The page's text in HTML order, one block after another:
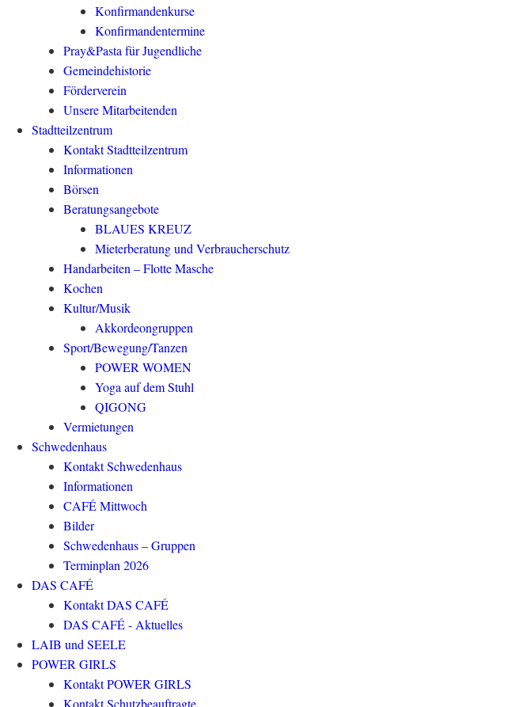
Konfirmandenkurse
Konfirmandentermine
Pray&Pasta für Jugendliche
Gemeindehistorie
Förderverein
Unsere Mitarbeitenden
Stadtteilzentrum
Kontakt Stadtteilzentrum
Informationen
Börsen
Beratungsangebote
BLAUES KREUZ
Mieterberatung und Verbraucherschutz
Handarbeiten – Flotte Masche
Kochen
Kultur/Musik
Akkordeongruppen
Sport/Bewegung/Tanzen
POWER WOMEN
Yoga auf dem Stuhl
QIGONG
Vermietungen
Schwedenhaus
Kontakt Schwedenhaus
Informationen
CAFÉ Mittwoch
Bilder
Schwedenhaus – Gruppen
Terminplan 2026
DAS CAFÉ
Kontakt DAS CAFÉ
DAS CAFÉ - Aktuelles
LAIB und SEELE
POWER GIRLS
Kontakt POWER GIRLS
Kontakt Schutzbeauftragte